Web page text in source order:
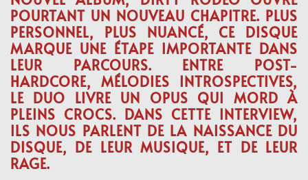
POURTANT UN NOUVEAU CHAPITRE. PLUS
PERSONNEL, PLUS NUANCÉ, CE DISQUE
MARQUE UNE ÉTAPE IMPORTANTE DANS
LEUR PARCOURS. ENTRE POST-
HARDCORE, MÉLODIES INTROSPECTIVES,
LE DUO LIVRE UN OPUS QUI MORD À
PLEINS CROCS. DANS CETTE INTERVIEW,
ILS NOUS PARLENT DE LA NAISSANCE DU
DISQUE, DE LEUR MUSIQUE, ET DE LEUR
RAGE.